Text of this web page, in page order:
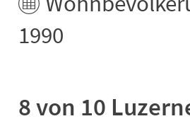
1990
8 von 10